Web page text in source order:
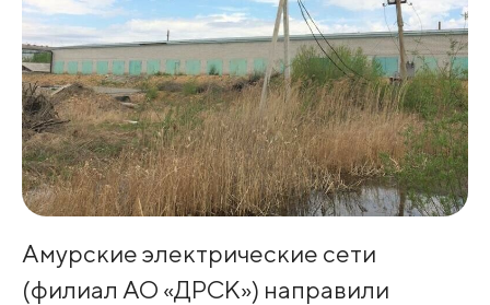
Амурские электрические сети
(филиал АО «ДРСК») направили